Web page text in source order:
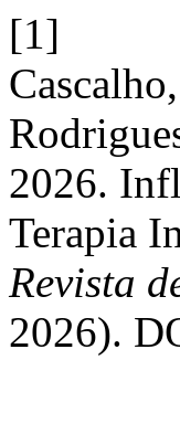
[1]
2026.
Terapia
Revista
2026).